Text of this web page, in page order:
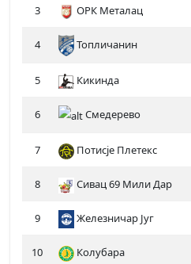
3 ОРК Металац
4 Топличанин
5 Кикинда
6 Смедерево
7 Потисје Плетекс
8 Сивац 69 Мили Дар
9 Железничар Југ
10 Колубара